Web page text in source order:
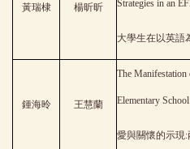
黃瑞棣 楊昕昕 Strategies in an
大學生在以英語
鍾海昤 王慧蘭
The
Elementary
愛與關懷的示現